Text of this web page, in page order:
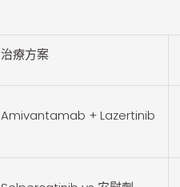
治療方案
Amivantamab + Lazertinib